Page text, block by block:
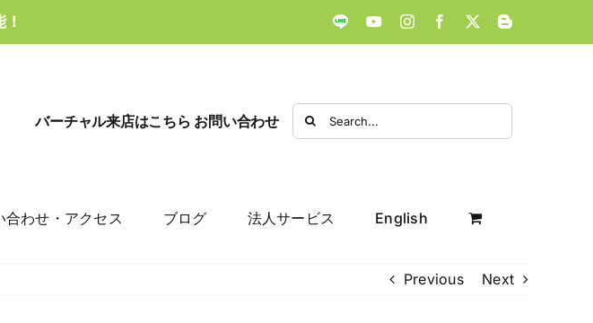
LINE YouTubeInstagramFacebook
X Blogger
バーチャル来店はこちら お問い合わせ
Search
for:
合わせ・アクセス ブログ 法人サービス English
Previous Next